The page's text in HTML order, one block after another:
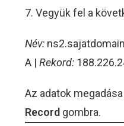
7. Vegyük fel a
Név:
A |Rekord:
Az adatok
Record gombra.